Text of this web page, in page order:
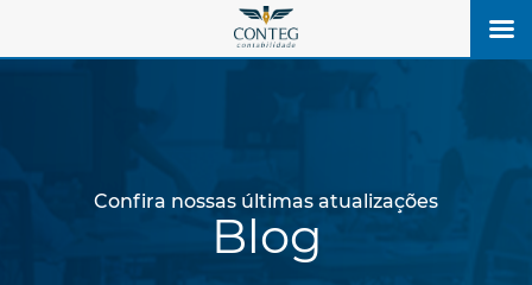
Confira nossas últimas atualizações
Blog